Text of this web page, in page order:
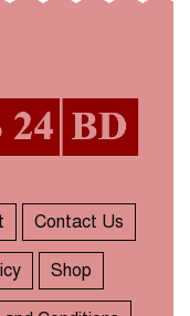
Contact Us
Shop